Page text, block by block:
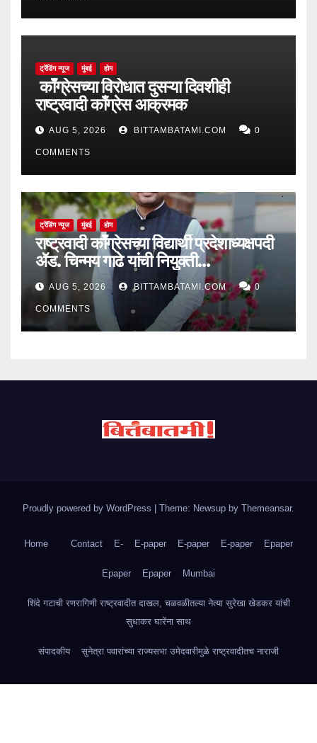
ट्रेंडिंग न्यूज मुंबई होम
काँग्रेसच्या विरोधात दुसऱ्या दिवशीही
राष्ट्रवादी काँग्रेस आक्रमक
AUG 5, 2026 BITTAMBATAMI.COM 0
COMMENTS
ट्रेंडिंग न्यूज मुंबई होम
राष्ट्रवादी काँग्रेसच्या विद्यार्थी प्रदेशाध्यक्षपदी
ॲड. चिन्मय गाढे यांची नियुक्ती…
AUG 5, 2026 BITTAMBATAMI.COM 0
COMMENTS
Proudly powered by WordPress Theme: Newsup by Themeansar.
Home Contact E- E-paper E-paper E-paper Epaper
Epaper Epaper Mumbai
शिंदे गटाची रणरागिणी राष्ट्रवादीत दाखल, चळवळीतल्या नेत्या सुरेखा खेडकर यांची
सुधाकर घारेंना साथ
संपादकीय सुनेत्रा पवारांच्या राज्यसभा उमेदवारीमुळे राष्ट्रवादीतच नाराजी